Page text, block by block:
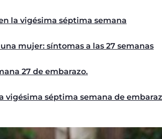
la vigésima séptima semana
mujer: síntomas a las 27 semanas
27 de embarazo.
vigésima séptima semana de